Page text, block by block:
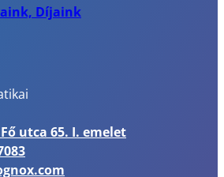
Díjaink
utca 65. I. emelet